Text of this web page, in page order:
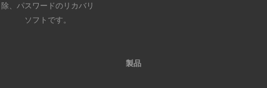
除、パスワードのリカバリ
ソフトです。
製品